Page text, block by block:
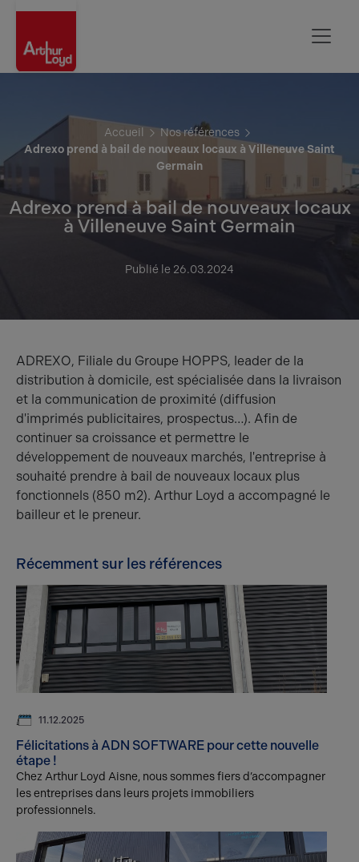
Accueil
Nos références
Adrexo prend à bail de nouveaux locaux à Villeneuve Saint
Germain
Adrexo prend à bail de nouveaux locaux
à Villeneuve Saint Germain
Publié le 26.03.2024
ADREXO, Filiale du Groupe HOPPS, leader de la
distribution à domicile, est spécialisée dans la livraison
et la communication de proximité (diffusion
d'imprimés publicitaires, prospectus…). Afin de
continuer sa croissance et permettre le
développement de nouveaux marchés, l'entreprise à
souhaité prendre à bail de nouveaux locaux plus
fonctionnels (850 m2). Arthur Loyd a accompagné le
bailleur et le preneur.
Récemment sur les références
11.12.2025
Félicitations à ADN SOFTWARE pour cette nouvelle
étape !
Chez Arthur Loyd Aisne, nous sommes fiers d’accompagner
les entreprises dans leurs projets immobiliers
professionnels.